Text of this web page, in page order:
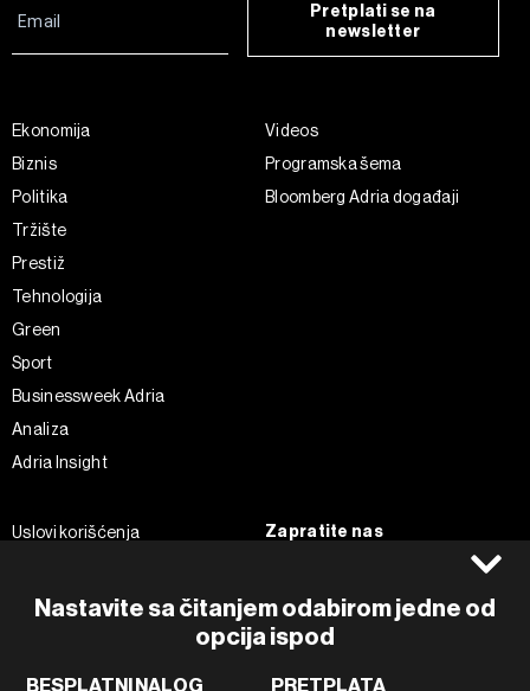
Nastavite sa čitanjem odabirom jedne od
opcija ispod
BESPLATNI NALOG PRETPLATA
Pretplati se na
newsletter
Ekonomija
Biznis
Politika
Tržište
Prestiž
Tehnologija
Green
Sport
Businessweek Adria
Analiza
Adria Insight
Videos
Programska šema
Bloomberg Adria događaji
Uslovi korišćenja
Impressum
Zapratite nas
Instagram
Twitter